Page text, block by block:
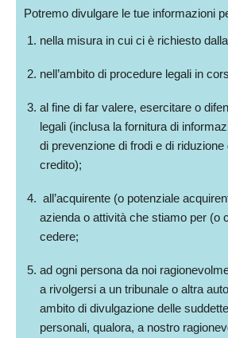
Potremo divulgare le tue informazioni
nella misura in cui ci è richiesto
nell’ambito di procedure legali in
al fine di far valere, esercitare o
legali (inclusa la fornitura di
di prevenzione di frodi e di riduzione
credito);
all’acquirente (o potenziale
azienda o attività che stiamo per (o
cedere;
ad ogni persona da noi
a rivolgersi a un tribunale o altra
ambito di divulgazione delle
personali, qualora, a nostro